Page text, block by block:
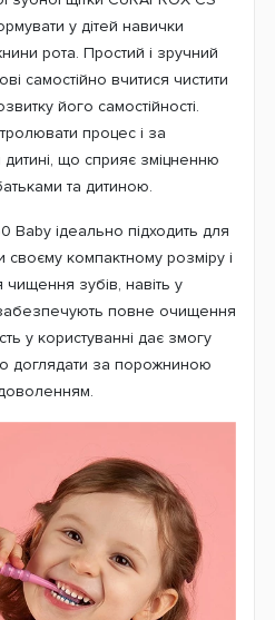
у дітей навички
рота. Простий і зручний
самостійно вчитися чистити
його самостійності.
процес і за
дитині, що сприяє зміцненню
та дитиною.
Baby ідеально підходить для
своєму компактному розміру і
зубів, навіть у
повне очищення
у користуванні дає змогу
доглядати за порожниною